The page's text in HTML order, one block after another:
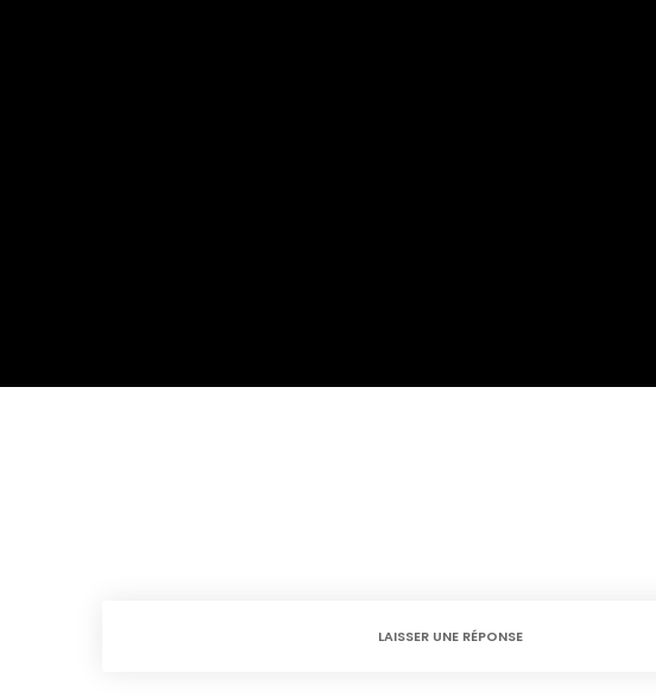
LAISSER UNE RÉPONSE